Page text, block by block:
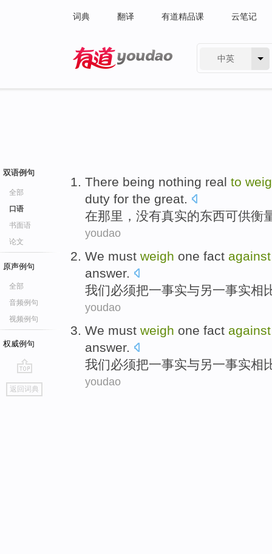
词典 翻译 有道精品课 云笔记
中英
双语例句
全部
口语
书面语
论文
原声例句
全部
音频例句
视频例句
权威例句
go
top
返回词典
There being nothing real to
duty for the great.
在那里 ， 没有真实的东西可供衡
youdao
We must weigh one fact against
answer.
我们必须把一事实与另一事实相
youdao
We must weigh one fact against
answer.
我们必须把一事实与另一事实相
youdao